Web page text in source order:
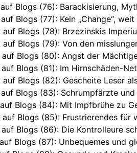
Blogs (76): Barackisierung,
Blogs (77): Kein „Change“,
auf Blogs (78): Brzezinskis
auf Blogs (79): Von den
auf Blogs (80): Angst der
Blogs (81): Im Hirnschäden-
auf Blogs (82): Gescheite Leser
Blogs (83): Schrumpfärzte und
Blogs (84): Mit Impfbrühe zu
auf Blogs (85): Frustrierendes für
auf Blogs (86): Die Kontrolleure
Blogs (87): Unbequemes und